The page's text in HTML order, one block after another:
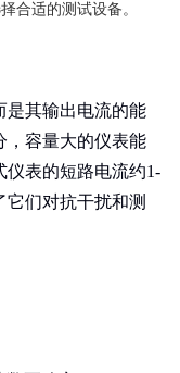
合适的测试设备。
是其输出电流的能
，容量大的仪表能
仪表的短路电流约1-
它们对抗干扰和测